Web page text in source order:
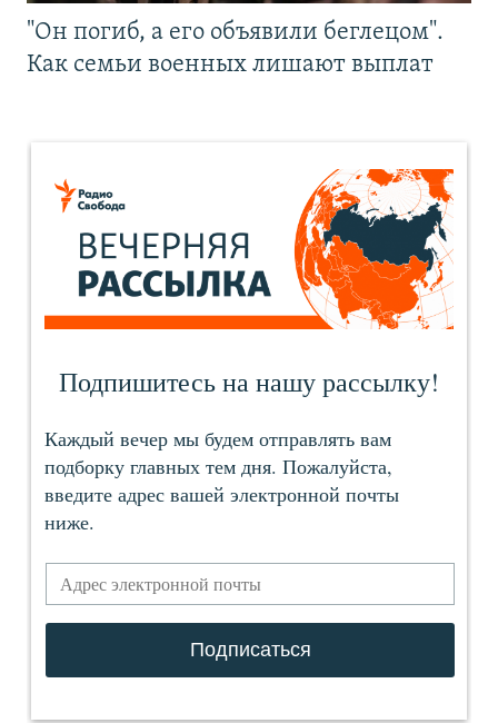
"Он погиб, а его объявили беглецом".
Как семьи военных лишают выплат